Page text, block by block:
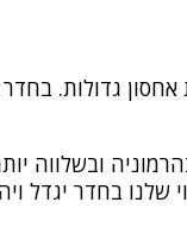
גדולות.
ובשלווה
בחדר יגדל